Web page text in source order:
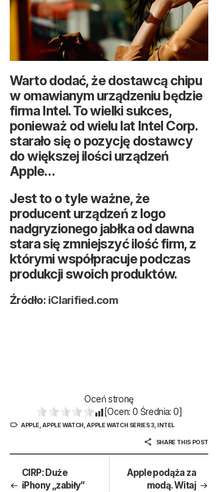
Warto dodać, że dostawcą chipu
w omawianym urządzeniu będzie
firma Intel. To wielki sukces,
ponieważ od wielu lat Intel Corp.
starało się o pozycję dostawcy
do większej ilości urządzeń
Apple…
Jest to o tyle ważne, że
producent urządzeń z logo
nadgryzionego jabłka od dawna
stara się zmniejszyć ilość firm, z
którymi współpracuje podczas
produkcji swoich produktów.
Źródło: iClarified.com
Oceń stronę
[Ocen: 0 Średnia: 0]
APPLE,APPLE WATCH,APPLE WATCH SERIES 3, INTEL
SHARE THIS POST
CIRP: Duże
iPhony „zabiły”
Apple podąża za
modą. Witaj